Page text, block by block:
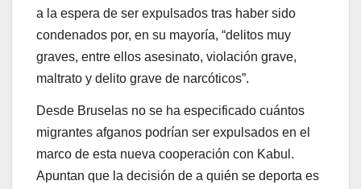
a la espera de ser expulsados tras haber sido
condenados por, en su mayoría, “delitos muy
graves, entre ellos asesinato, violación grave,
maltrato y delito grave de narcóticos”.
Desde Bruselas no se ha especificado cuántos
migrantes afganos podrían ser expulsados en el
marco de esta nueva cooperación con Kabul.
Apuntan que la decisión de a quién se deporta es